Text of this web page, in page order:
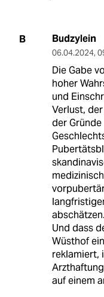
B Budzylein
06.04.2024,
Die Gabe
hoher
und
Verlust,
der
abschätzen.
Und dass
Wüsthof
reklamiert,
auf einem